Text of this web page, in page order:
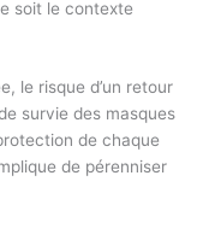
soit le contexte
le risque d’un retour
survie des masques
de chaque
de pérenniser